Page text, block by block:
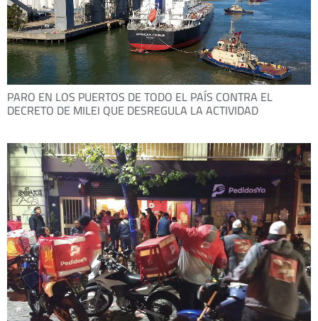
PARO EN LOS PUERTOS DE TODO EL PAÍS CONTRA EL
DECRETO DE MILEI QUE DESREGULA LA ACTIVIDAD